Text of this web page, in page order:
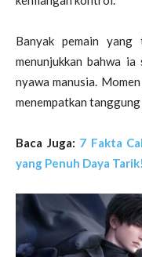
Banyak pemain yang
menunjukkan bahwa
nyawa manusia.
menempatkan
Baca Juga: 7 Fakta
yang Penuh Daya Tarik!